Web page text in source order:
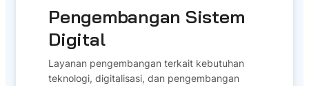
Pengembangan Sistem
Digital
Layanan pengembangan terkait kebutuhan
teknologi, digitalisasi, dan pengembangan